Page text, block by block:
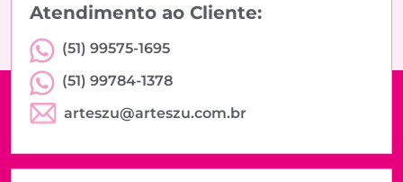
Atendimento ao Cliente:
(51) 99575-1695
(51) 99784-1378
arteszu@arteszu.com.br